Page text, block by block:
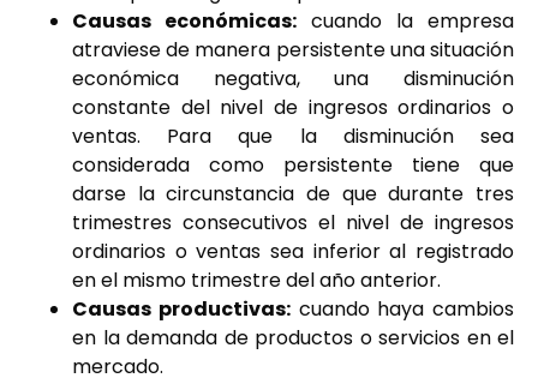
Causas económicas: cuando la empresa
atraviese de manera persistente una situación
económica negativa, una disminución
constante del nivel de ingresos ordinarios o
ventas. Para que la disminución sea
considerada como persistente tiene que
darse la circunstancia de que durante tres
trimestres consecutivos el nivel de ingresos
ordinarios o ventas sea inferior al registrado
en el mismo trimestre del año anterior.
Causas productivas:cuando haya cambios
en la demanda de productos o servicios en el
mercado.